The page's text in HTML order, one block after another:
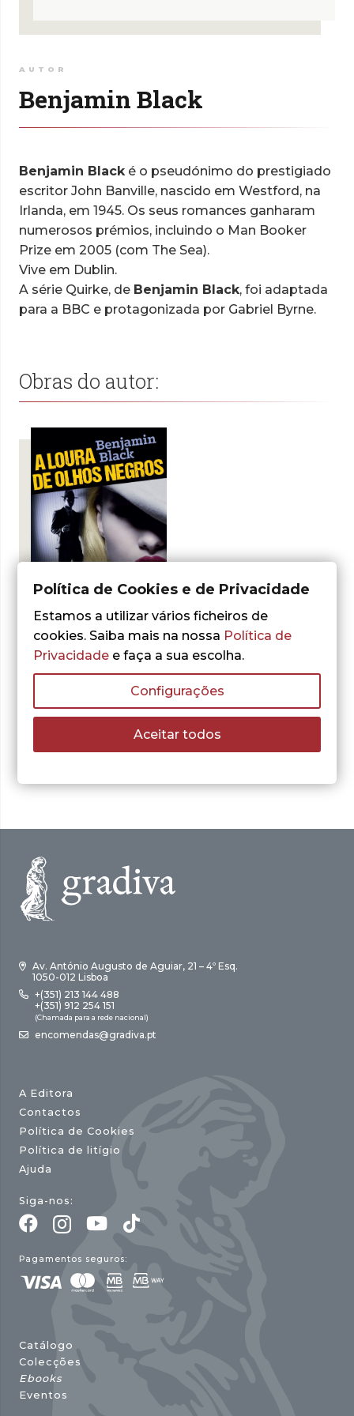
AUTOR
Benjamin Black
Benjamin Black é o pseudónimo do prestigiado
escritor John Banville, nascido em Westford, na
Irlanda, em 1945. Os seus romances ganharam
numerosos prémios, incluindo o Man Booker
Prize em 2005 (com The Sea).
Vive em Dublin.
A série Quirke, de Benjamin Black, foi adaptada
para a BBC e protagonizada por Gabriel Byrne.
Obras do autor:
- 30%
A Loura de Olhos
original
preço
atual
Av. António Augusto de Aguiar, 21 – 4º Esq.
1050-012 Lisboa
+(351) 213 144 488
+(351) 912 254 151
(Chamada para a rede nacional)
encomendas@gradiva.pt
A Editora
Contactos
Política de Cookies
Política de litígio
Ajuda
Siga-nos:
Pagamentos seguros:
Catálogo
Colecções
Ebooks
Eventos
Política de Cookies e de Privacidade
Estamos a utilizar vários ficheiros de
cookies. Saiba mais na nossa Política de
Privacidade e faça a sua escolha.
Configurações
Aceitar todos